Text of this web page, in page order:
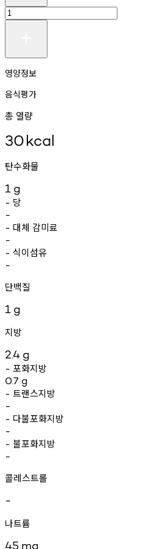
영양정보
음식평가
총 열량
30kcal
탄수화물
1 g
- 당
-
- 대체 감미료
-
- 식이섬유
-
단백질
1 g
지방
2.4 g
- 포화지방
0.7 g
- 트랜스지방
-
- 다불포화지방
-
- 불포화지방
-
콜레스트롤
-
나트륨
45 mg